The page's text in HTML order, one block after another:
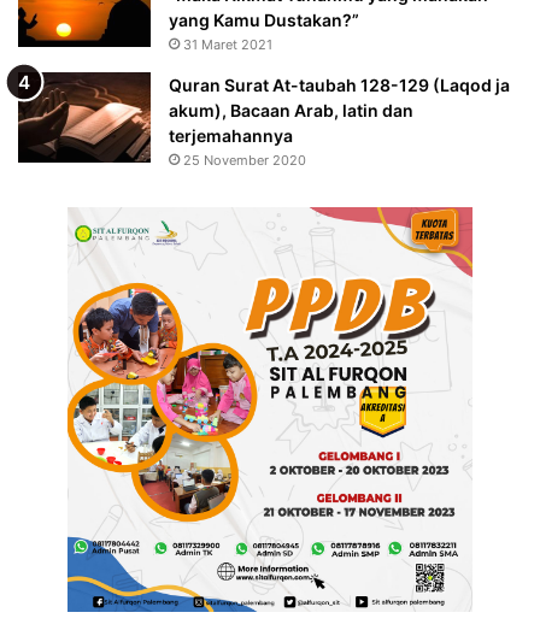
yang Kamu Dustakan?”
31 Maret 2021
Quran Surat At-taubah 128-129 (Laqod ja
akum), Bacaan Arab, latin dan
terjemahannya
25 November 2020